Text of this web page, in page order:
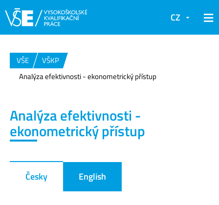
CZ
VŠE
VŠKP
Analýza efektivnosti - ekonometrický přístup
Analýza efektivnosti -
ekonometrický přístup
Česky English